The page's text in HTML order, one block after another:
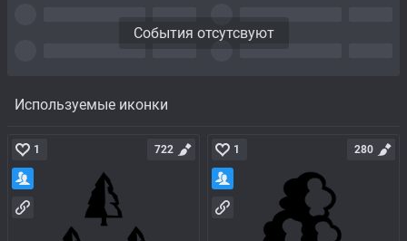
Используемые иконки
1 722 1 280
События отсутсвуют